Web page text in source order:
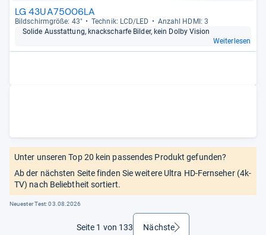
LG 43UA75006LA
Bild­schirm­größe: 43" Tech­nik: LCD/LED
Anzahl HDMI: 3
Solide Aus­stat­tung, knack­scharfe Bil­der, kein Dolby Vision
Weiterlesen
Unter unseren Top 20 kein passendes Produkt gefunden?
Ab der nächsten Seite finden Sie weitere Ultra HD-Fernseher (4k-
TV) nach Beliebtheit sortiert.
Neuester Test:03.08.2026
Seite 1 von 133 Nächsteweiter